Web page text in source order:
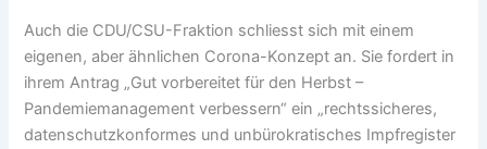
Auch die CDU/CSU-Fraktion schliesst sich mit einem
eigenen, aber ähnlichen Corona-Konzept an. Sie fordert in
ihrem Antrag „Gut vorbereitet für den Herbst –
Pandemiemanagement verbessern“ ein „rechtssicheres,
datenschutzkonformes und unbürokratisches Impfregister